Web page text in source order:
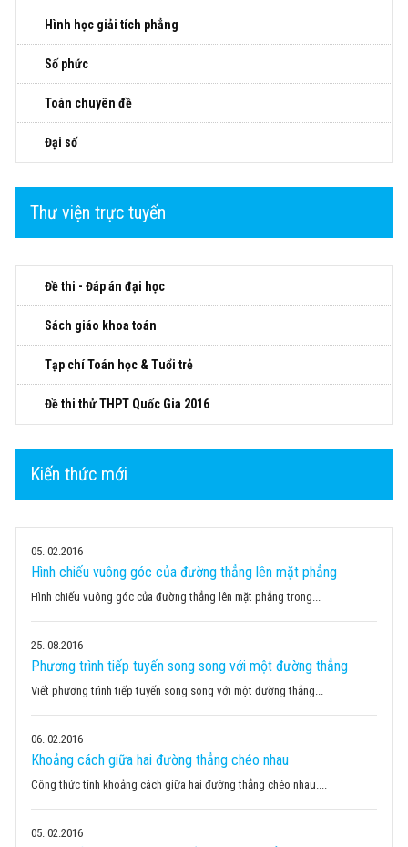
Hình học giải tích phẳng
Số phức
Toán chuyên đề
Đại số
Thư viện trực tuyến
Đề thi - Đáp án đại học
Sách giáo khoa toán
Tạp chí Toán học & Tuổi trẻ
Đề thi thử THPT Quốc Gia 2016
Kiến thức mới
05 02.2016
Hình chiếu vuông góc của đường thẳng lên mặt phẳng
Hình chiếu vuông góc của đường thẳng lên mặt phẳng trong...
25 08.2016
Phương trình tiếp tuyến song song với một đường thẳng
Viết phương trình tiếp tuyến song song với một đường thẳng...
06 02.2016
Khoảng cách giữa hai đường thẳng chéo nhau
Công thức tính khoảng cách giữa hai đường thẳng chéo nhau....
05 02.2016